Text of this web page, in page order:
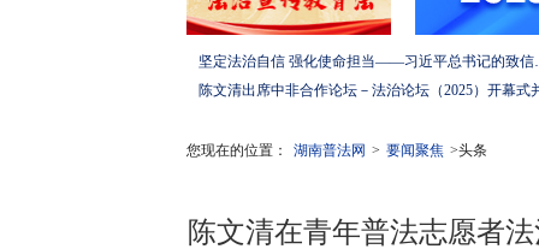
坚定法治自信 强化使
您现在的位置： 湖南普法网 > 要闻聚焦 >头条
陈文清在青年普法志愿者